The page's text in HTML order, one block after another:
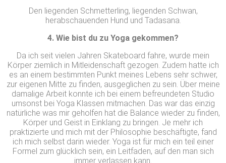
Den liegenden Schmetterling, liegenden Schwan,
herabschauenden Hund und Tadasana.
4. Wie bist du zu Yoga gekommen?
Da ich seit vielen Jahren Skateboard fahre, wurde mein
Körper ziemlich in Mitleidenschaft gezogen. Zudem hatte ich
es an einem bestimmten Punkt meines Lebens sehr schwer,
zur eigenen Mitte zu finden, ausgeglichen zu sein. Über meine
damalige Arbeit konnte ich bei einem befreundeten Studio
umsonst bei Yoga Klassen mitmachen. Das war das einzig
natürliche was mir geholfen hat die Balance wieder zu finden,
Körper und Geist in Einklang zu bringen. Je mehr ich
praktizierte und mich mit der Philosophie beschäftigte, fand
ich mich selbst darin wieder. Yoga ist für mich ein teil einer
Formel zum glücklich sein, ein Leitfaden, auf den man sich
immer verlassen kann.